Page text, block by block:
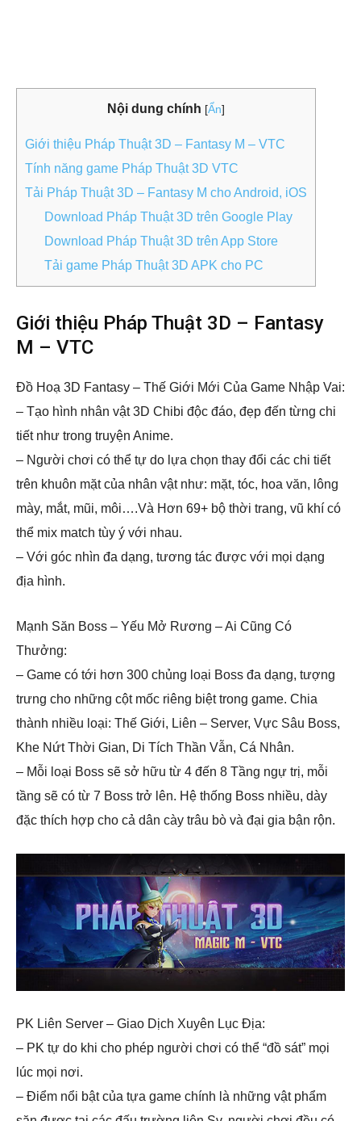
Nội dung chính [Ẩn]
Giới thiệu Pháp Thuật 3D – Fantasy M – VTC
Tính năng game Pháp Thuật 3D VTC
Tải Pháp Thuật 3D – Fantasy M cho Android, iOS
Download Pháp Thuật 3D trên Google Play
Download Pháp Thuật 3D trên App Store
Tải game Pháp Thuật 3D APK cho PC
Giới thiệu Pháp Thuật 3D – Fantasy
M – VTC
Đồ Hoạ 3D Fantasy – Thế Giới Mới Của Game Nhập Vai:
– Tạo hình nhân vật 3D Chibi độc đáo, đẹp đến từng chi
tiết như trong truyện Anime.
– Người chơi có thể tự do lựa chọn thay đổi các chi tiết
trên khuôn mặt của nhân vật như: mặt, tóc, hoa văn, lông
mày, mắt, mũi, môi….Và Hơn 69+ bộ thời trang, vũ khí có
thể mix match tùy ý với nhau.
– Với góc nhìn đa dạng, tương tác được với mọi dạng
địa hình.
Mạnh Săn Boss – Yếu Mở Rương – Ai Cũng Có
Thưởng:
– Game có tới hơn 300 chủng loại Boss đa dạng, tượng
trưng cho những cột mốc riêng biệt trong game. Chia
thành nhiều loại: Thế Giới, Liên – Server, Vực Sâu Boss,
Khe Nứt Thời Gian, Di Tích Thần Vẫn, Cá Nhân.
– Mỗi loại Boss sẽ sở hữu từ 4 đến 8 Tầng ngự trị, mỗi
tầng sẽ có từ 7 Boss trở lên. Hệ thống Boss nhiều, dày
đặc thích hợp cho cả dân cày trâu bò và đại gia bận rộn.
PK Liên Server – Giao Dịch Xuyên Lục Địa:
– PK tự do khi cho phép người chơi có thể “đồ sát” mọi
lúc mọi nơi.
– Điểm nổi bật của tựa game chính là những vật phẩm